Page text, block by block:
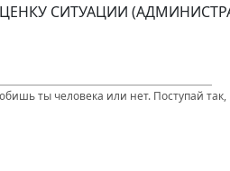
СИТУАЦИИ
ты человека или нет. Поступай